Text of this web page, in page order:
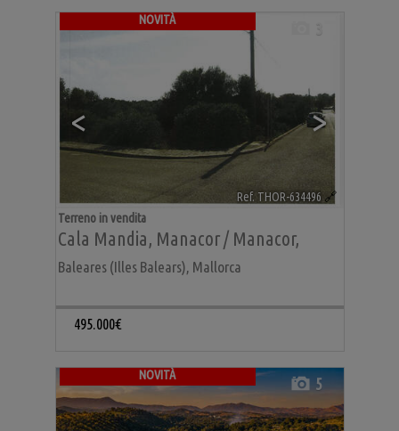
NOVITÀ
< >
Ref. THOR-634496 🔗
Cala Mandia, Manacor / Manacor,
Baleares (Illes Balears), Mallorca
Terreno in vendita
495.000€
NOVITÀ 5